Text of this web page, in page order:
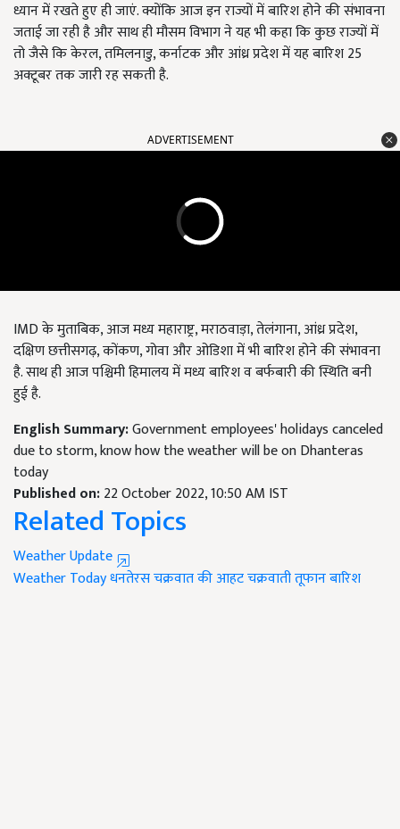
ध्यान में रखते हुए ही जाएं. क्योंकि आज इन राज्यों में बारिश होने की संभावना
जताई जा रही है और साथ ही मौसम विभाग ने यह भी कहा कि कुछ राज्यों में
तो जैसे कि केरल, तमिलनाडु, कर्नाटक और आंध्र प्रदेश में यह बारिश 25
अक्टूबर तक जारी रह सकती है.
ADVERTISEMENT
IMD के मुताबिक, आज मध्य महाराष्ट्र, मराठवाड़ा, तेलंगाना, आंध्र प्रदेश,
दक्षिण छत्तीसगढ़, कोंकण, गोवा और ओडिशा में भी बारिश होने की संभावना
है. साथ ही आज पश्चिमी हिमालय में मध्य बारिश व बर्फबारी की स्थिति बनी
हुई है.
English Summary:Government employees' holidays canceled
due to storm, know how the weather will be on Dhanteras
today
Published on:22 October 2022, 10:50 AM IST
Related Topics
Weather Update
Weather Todayधनतेरसचक्रवात की आहटचक्रवाती तूफानबारिश